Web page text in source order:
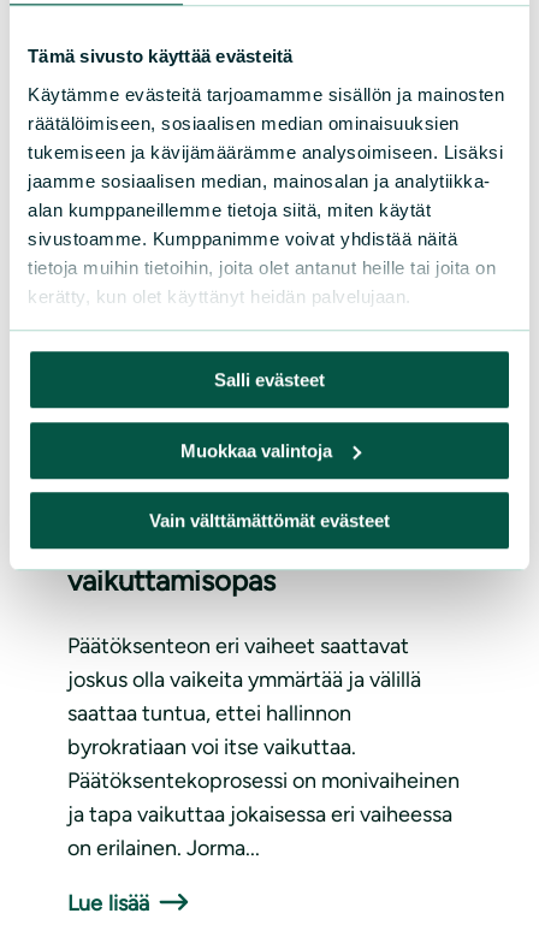
Tämä sivusto käyttää evästeitä
Käytämme evästeitä tarjoamamme sisällön ja mainosten
räätälöimiseen, sosiaalisen median ominaisuuksien
tukemiseen ja kävijämäärämme analysoimiseen. Lisäksi
jaamme sosiaalisen median, mainosalan ja analytiikka-
alan kumppaneillemme tietoja siitä, miten käytät
sivustoamme. Kumppanimme voivat yhdistää näitä
tietoja muihin tietoihin, joita olet antanut heille tai joita on
kerätty, kun olet käyttänyt heidän palvelujaan.
Salli evästeet
Muokkaa valintoja
Vain välttämättömät evästeet
pilannut kaksi alapuolista järveä ja
laittoman kaatopaikan tutkinta on kesken.
Turvallisuus- ja kemikaalivirasto TUKES on
myöntänyt Dragon Mining Oy:lle...
Lue lisää
JULKAISUT | 24.10.2019
Luonnonsuojelijan
vaikuttamisopas
Päätöksenteon eri vaiheet saattavat
joskus olla vaikeita ymmärtää ja välillä
saattaa tuntua, ettei hallinnon
byrokratiaan voi itse vaikuttaa.
Päätöksentekoprosessi on monivaiheinen
ja tapa vaikuttaa jokaisessa eri vaiheessa
on erilainen. Jorma...
Lue lisää